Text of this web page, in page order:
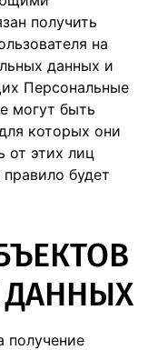
получить
на
данных и
Персональные
могут быть
которых они
от этих лиц
будет
получение